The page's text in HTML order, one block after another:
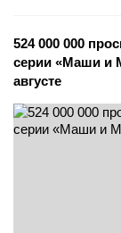
524 000 000
серии «Маши и
августе